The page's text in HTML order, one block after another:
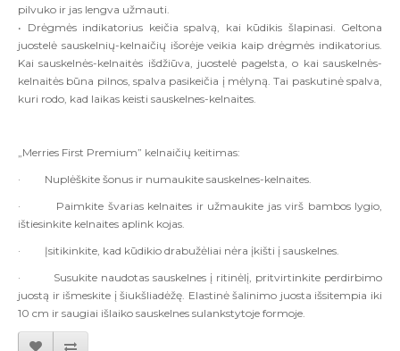
pilvuko ir jas lengva užmauti.
• Drėgmės indikatorius keičia spalvą, kai kūdikis šlapinasi. Geltona
juostelė sauskelnių-kelnaičių išorėje veikia kaip drėgmės indikatorius.
Kai sauskelnės-kelnaitės išdžiūva, juostelė pagelsta, o kai sauskelnės-
kelnaitės būna pilnos, spalva pasikeičia į mėlyną. Tai paskutinė spalva,
kuri rodo, kad laikas keisti sauskelnes-kelnaites.
„Merries First Premium” kelnaičių keitimas:
·
Nuplėškite šonus ir numaukite sauskelnes-kelnaites.
·
Paimkite švarias kelnaites ir užmaukite jas virš bambos lygio,
ištiesinkite kelnaites aplink kojas.
·
Įsitikinkite, kad kūdikio drabužėliai nėra įkišti į sauskelnes.
·
Susukite naudotas sauskelnes į ritinėlį, pritvirtinkite perdirbimo
juostą ir išmeskite į šiukšliadėžę. Elastinė šalinimo juosta išsitempia iki
10 cm ir saugiai išlaiko sauskelnes sulankstytoje formoje.